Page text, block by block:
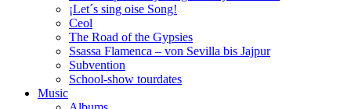
¡Let´s sing oise Song!
Ceol
The Road of the Gypsies
Ssassa Flamenca – von Sevilla bis Jajpur
Subvention
School-show tourdates
Music